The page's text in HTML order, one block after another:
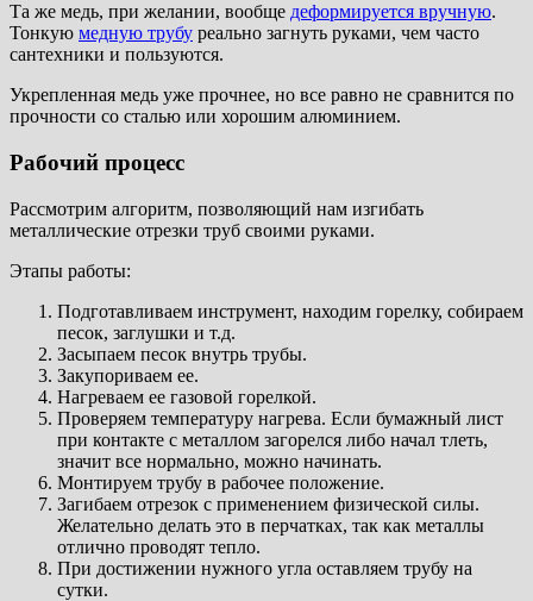
Та же медь, при желании, вообще деформируется вручную.
Тонкую медную трубу реально загнуть руками, чем часто
сантехники и пользуются.
Укрепленная медь уже прочнее, но все равно не сравнится по
прочности со сталью или хорошим алюминием.
Рабочий процесс
Рассмотрим алгоритм, позволяющий нам изгибать
металлические отрезки труб своими руками.
Этапы работы:
Подготавливаем инструмент, находим горелку, собираем
песок, заглушки и т.д.
Засыпаем песок внутрь трубы.
Закупориваем ее.
Нагреваем ее газовой горелкой.
Проверяем температуру нагрева. Если бумажный лист
при контакте с металлом загорелся либо начал тлеть,
значит все нормально, можно начинать.
Монтируем трубу в рабочее положение.
Загибаем отрезок с применением физической силы.
Желательно делать это в перчатках, так как металлы
отлично проводят тепло.
При достижении нужного угла оставляем трубу на
сутки.